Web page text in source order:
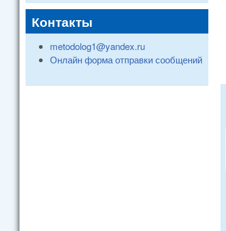
Контакты
metodolog1@yandex.ru
Онлайн форма отправки сообщений